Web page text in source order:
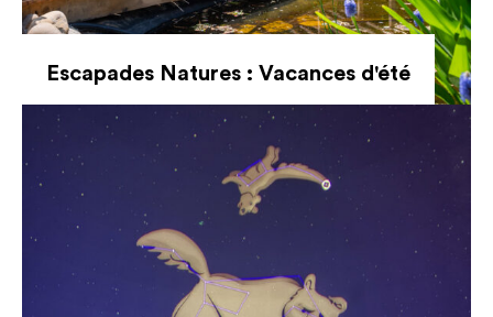
Escapades Natures : Vacances d'été